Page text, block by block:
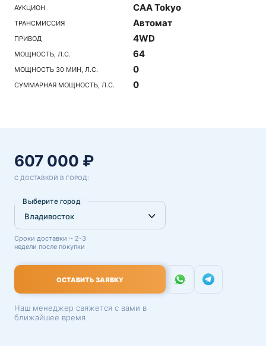
АУКЦИОН CAA Tokyo
ТРАНСМИССИЯ Автомат
ПРИВОД 4WD
МОЩНОСТЬ, Л.С. 64
МОЩНОСТЬ 30 МИН, Л.С. 0
СУММАРНАЯ МОЩНОСТЬ, Л.С. 0
607 000 ₽
С ДОСТАВКОЙ В ГОРОД:
Выберите город
Сроки доставки ~ 2-3
недели после покупки
ОСТАВИТЬ ЗАЯВКУ
Наш менеджер свяжется с вами в
ближайшее время